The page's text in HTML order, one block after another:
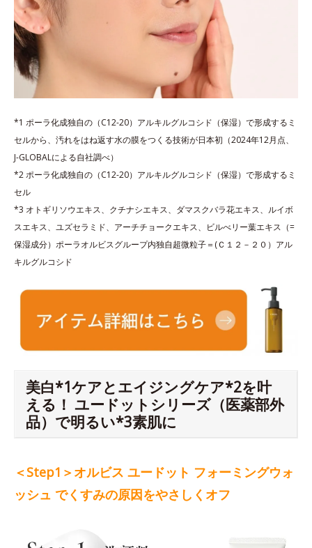
*1 ポーラ化成独自の（C12-20）アルキルグルコシド（保湿）で形成するミ
セルから、汚れをはね返す水の膜をつくる技術が日本初（2024年12月点、
J-GLOBALによる自社調べ）
*2 ポーラ化成独自の（C12-20）アルキルグルコシド（保湿）で形成するミ
セル
*3 オトギリソウエキス、クチナシエキス、ダマスクバラ花エキス、ルイボ
スエキス、ユズセラミド、アーチチョークエキス、ビルべリー葉エキス（=
保湿成分）ポーラオルビスグループ内独自超微粒子＝(Ｃ１２－２０）アル
キルグルコシド
美白*1ケアとエイジングケア*2を叶
える！ ユードットシリーズ（医薬部外
品）で明るい*3素肌に
＜Step1＞オルビス ユードット フォーミングウォ
ッシュ でくすみの原因をやさしくオフ